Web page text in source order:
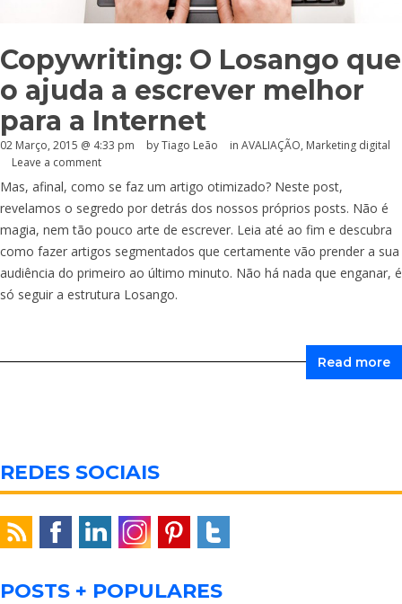
Copywriting: O Losango que
o ajuda a escrever melhor
para a Internet
02 Março, 2015 @ 4:33 pm by Tiago Leão in AVALIAÇÃO, Marketing digital
Leave a comment
Mas, afinal, como se faz um artigo otimizado? Neste post,
revelamos o segredo por detrás dos nossos próprios posts. Não é
magia, nem tão pouco arte de escrever. Leia até ao fim e descubra
como fazer artigos segmentados que certamente vão prender a sua
audiência do primeiro ao último minuto. Não há nada que enganar, é
só seguir a estrutura Losango.
Read more
REDES SOCIAIS
POSTS + POPULARES